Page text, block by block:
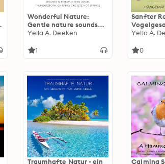
Wonderful Nature:
Gentle nature sounds
(without music):
songbirds, mountain
Yella A. Deeken
1
Sanfter
Yella A.
0
Traumhafte Natur - ein
Calming